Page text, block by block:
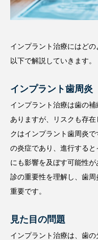
インプラント治療にはどの
以下で解説していきます。
インプラント歯周炎
インプラント治療は歯の
ありますが、リスクも存
クはインプラント歯周炎
の炎症であり、進行する
にも影響を及ぼす可能性
診の重要性を理解し、歯
重要です。
見た目の問題
インプラント治療は、歯